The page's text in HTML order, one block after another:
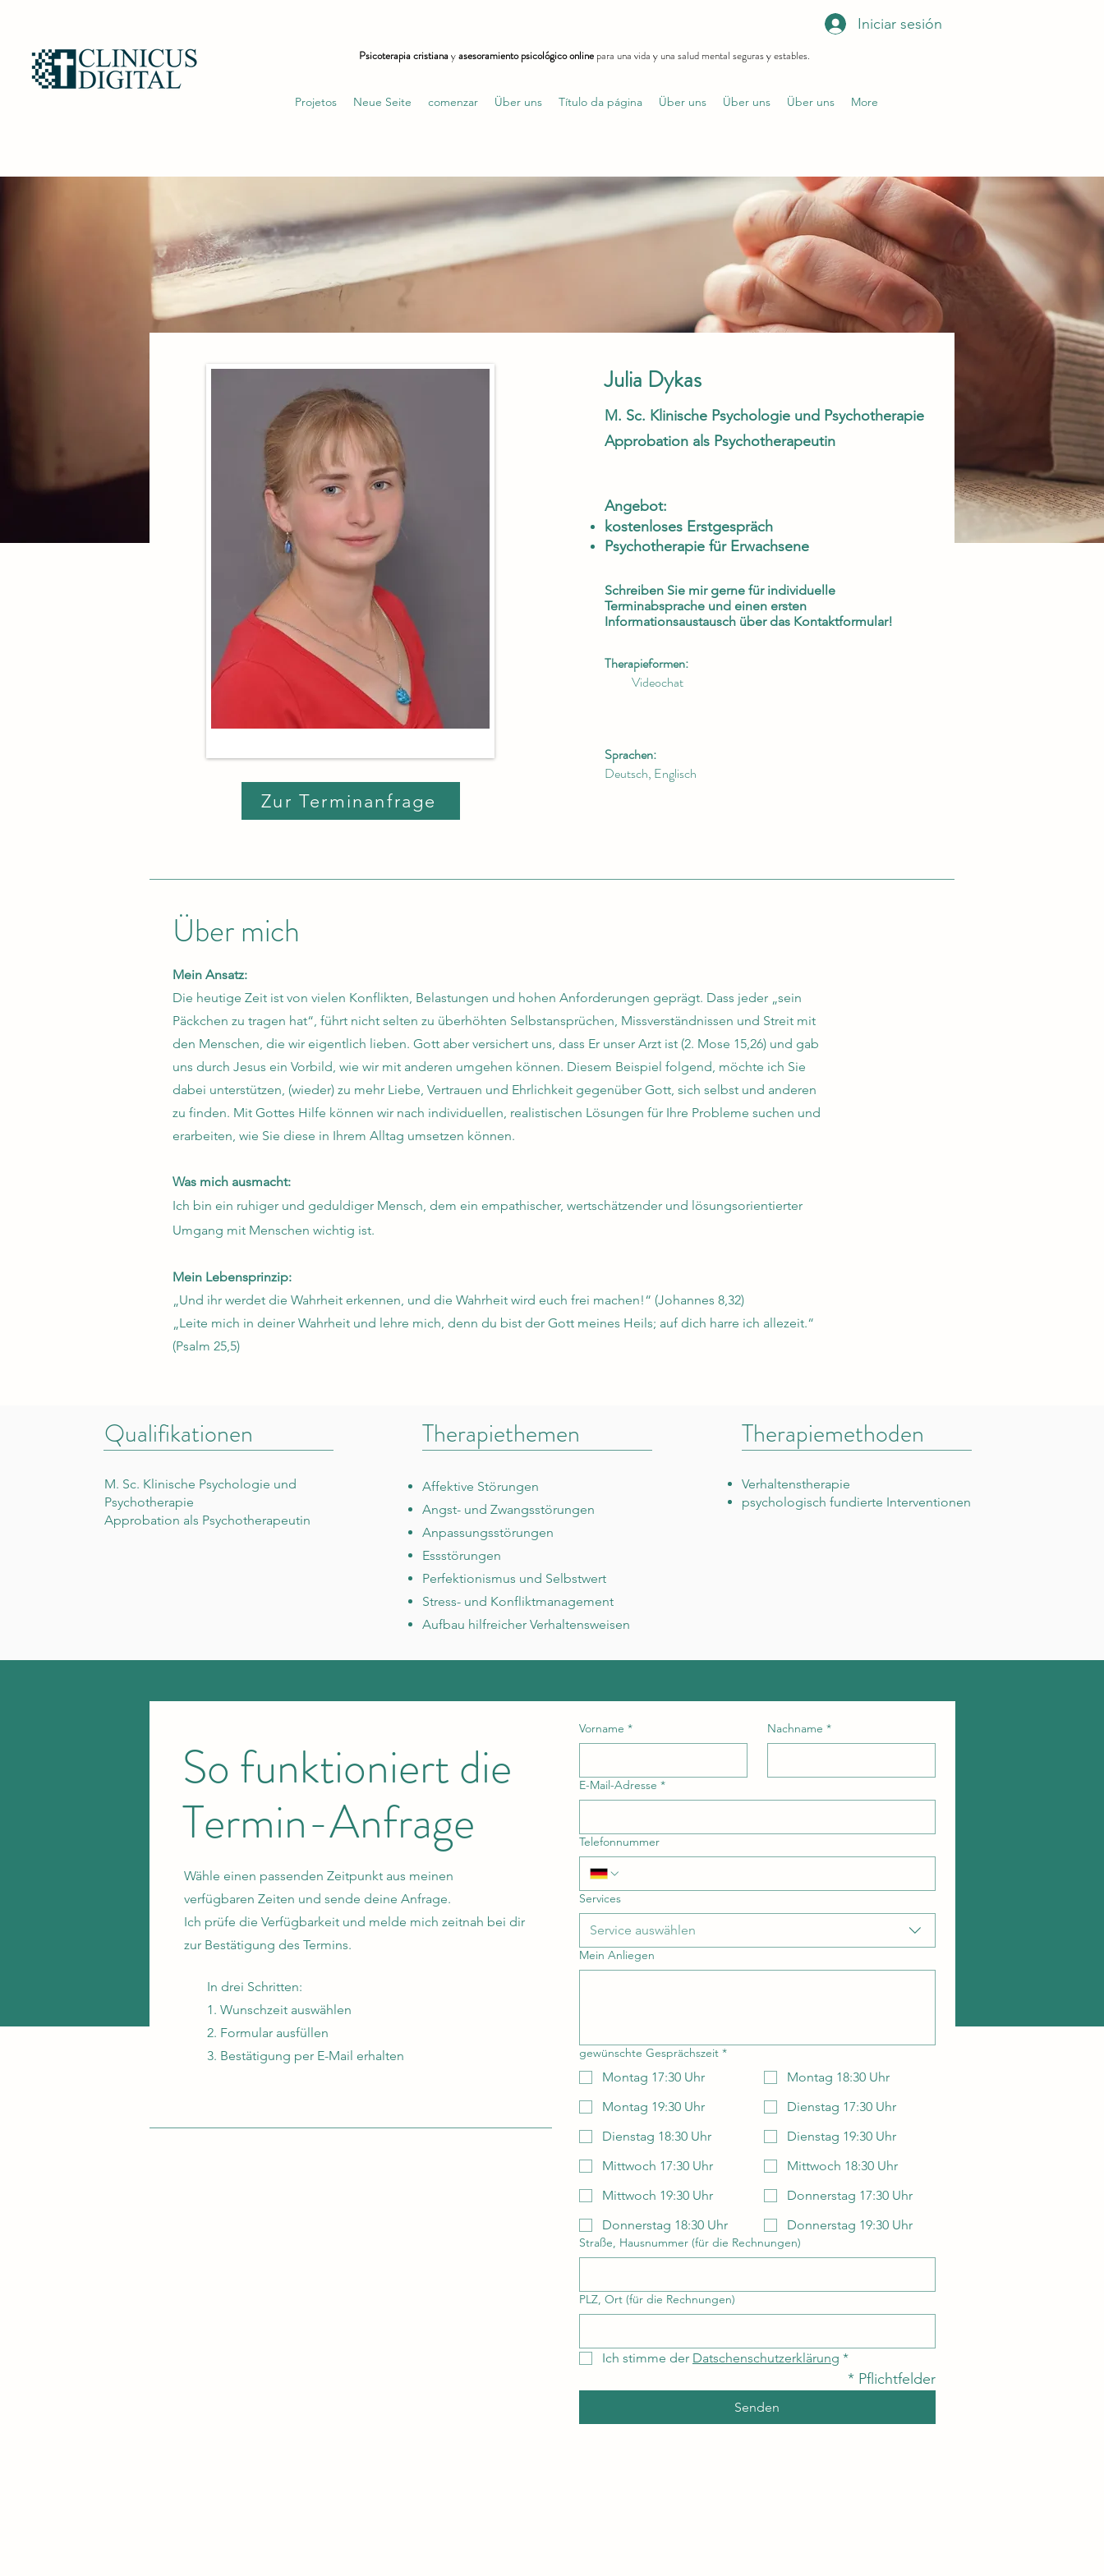
Psicoterapia cristianayasesoramiento psicológico online para una vida y una salud mental seguras y estables.
Projetos Neue Seite comenzar Über uns Título da página Über uns Über uns Über uns More
Iniciar sesión
Zur Terminanfrage
Julia Dykas
M. Sc. Klinische Psychologie und Psychotherapie
Approbation als Psychotherapeutin
Angebot:
kostenloses Erstgespräch
Psychotherapie für Erwachsene
Schreiben Sie mir gerne für individuelle
Terminabsprache und einen ersten
Informationsaustausch über das Kontaktformular!
Therapieformen:
Videochat
Sprachen:
Deutsch, Englisch
Über mich
Mein Ansatz:
Die heutige Zeit ist von vielen Konflikten, Belastungen und hohen Anforderungen geprägt. Dass jeder „sein
Päckchen zu tragen hat“, führt nicht selten zu überhöhten Selbstansprüchen, Missverständnissen und Streit mit
den Menschen, die wir eigentlich lieben. Gott aber versichert uns, dass Er unser Arzt ist (2. Mose 15,26) und gab
uns durch Jesus ein Vorbild, wie wir mit anderen umgehen können. Diesem Beispiel folgend, möchte ich Sie
dabei unterstützen, (wieder) zu mehr Liebe, Vertrauen und Ehrlichkeit gegenüber Gott, sich selbst und anderen
zu finden. Mit Gottes Hilfe können wir nach individuellen, realistischen Lösungen für Ihre Probleme suchen und
erarbeiten, wie Sie diese in Ihrem Alltag umsetzen können.
Was mich ausmacht:
Ich bin ein ruhiger und geduldiger Mensch, dem ein empathischer, wertschätzender und lösungsorientierter
Umgang mit Menschen wichtig ist.
Mein Lebensprinzip:
„Und ihr werdet die Wahrheit erkennen, und die Wahrheit wird euch frei machen!“ (Johannes 8,32)
„Leite mich in deiner Wahrheit und lehre mich, denn du bist der Gott meines Heils; auf dich harre ich allezeit.“
(Psalm 25,5)
Qualifikationen
M. Sc. Klinische Psychologie und
Psychotherapie
Approbation als Psychotherapeutin
Therapiethemen
Affektive Störungen
Angst- und Zwangsstörungen
Anpassungsstörungen
Essstörungen
Perfektionismus und Selbstwert
Stress- und Konfliktmanagement
Aufbau hilfreicher Verhaltensweisen
Therapiemethoden
Verhaltenstherapie
psychologisch fundierte Interventionen
So funktioniert die
Termin-Anfrage
Wähle einen passenden Zeitpunkt aus meinen
verfügbaren Zeiten und sende deine Anfrage.
Ich prüfe die Verfügbarkeit und melde mich zeitnah bei dir
zur Bestätigung des Termins.
In drei Schritten:
1. Wunschzeit auswählen
2. Formular ausfüllen
3. Bestätigung per E-Mail erhalten
Vorname * Nachname *
E-Mail-Adresse *
Telefonnummer
Services
Service auswählen
Mein Anliegen
gewünschte Gesprächszeit *
Montag 17:30 Uhr
Montag 18:30 Uhr
Montag 19:30 Uhr
Dienstag 17:30 Uhr
Dienstag 18:30 Uhr
Dienstag 19:30 Uhr
Mittwoch 17:30 Uhr
Mittwoch 18:30 Uhr
Mittwoch 19:30 Uhr
Donnerstag 17:30 Uhr
Donnerstag 18:30 Uhr
Donnerstag 19:30 Uhr
Straße, Hausnummer (für die Rechnungen)
PLZ, Ort (für die Rechnungen)
Ich stimme der Datschenschutzerklärung *
* Pflichtfelder
Senden